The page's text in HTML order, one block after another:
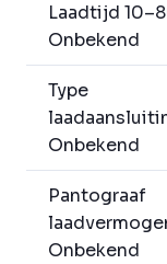
Laadtijd
Onbekend
Type
Onbekend
Pantograaf
Onbekend